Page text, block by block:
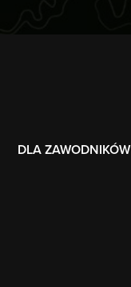
DLA ZAWODNIKÓW